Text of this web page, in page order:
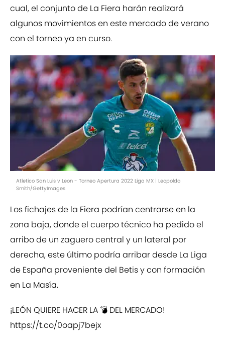
cual, el conjunto de La Fiera harán realizará
algunos movimientos en este mercado de verano
con el torneo ya en curso.
Atletico San Luis v Leon - Torneo Apertura 2022 Liga MX | Leopoldo
Smith/GettyImages
Los fichajes de la Fiera podrían centrarse en la
zona baja, donde el cuerpo técnico ha pedido el
arribo de un zaguero central y un lateral por
derecha, este último podría arribar desde La Liga
de España proveniente del Betis y con formación
en La Masía.
¡LEÓN QUIERE HACER LA 💣 DEL MERCADO!
https://t.co/0oapj7bejx